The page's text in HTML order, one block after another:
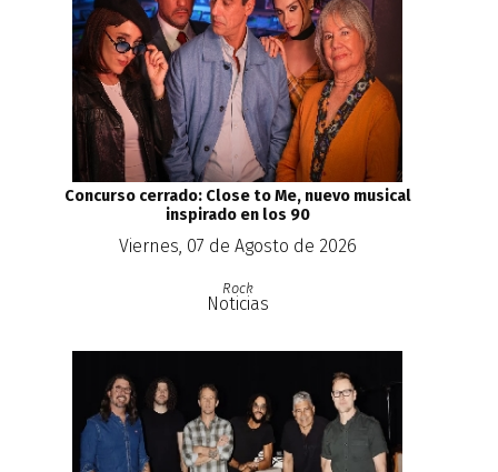
Concurso cerrado: Close to Me, nuevo musical
inspirado en los 90
Viernes, 07 de Agosto de 2026
Rock
Noticias